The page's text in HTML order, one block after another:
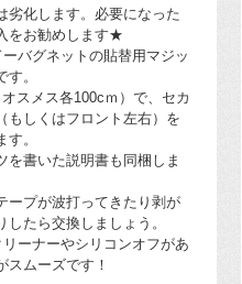
劣化します。必要になった
をお勧めします★
バグネットの貼替用マジッ
す。
スメス各100cｍ）で、セカ
もしくはフロント左右）を
す。
を書いた説明書も同梱しま
ープが波打ってきたり剥が
したら交換しましょう。
ーナーやシリコンオフがあ
スムーズです！